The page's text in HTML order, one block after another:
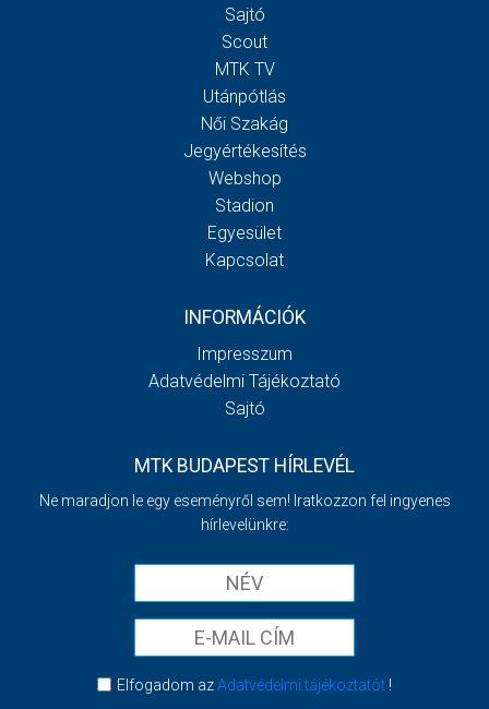
Sajtó
Scout
MTK TV
Utánpótlás
Női Szakág
Jegyértékesítés
Webshop
Stadion
Egyesület
Kapcsolat
INFORMÁCIÓK
Impresszum
Adatvédelmi Tájékoztató
Sajtó
MTK BUDAPEST HÍRLEVÉL
Ne maradjon le egy eseményről sem! Iratkozzon fel ingyenes
hírlevelünkre:
Elfogadom azAdatvédelmi tájékoztatót!